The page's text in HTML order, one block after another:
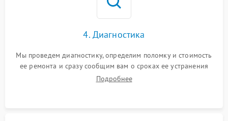
4. Диагностика
Мы проведем диагностику, определим поломку и стоимость
ее ремонта и сразу сообщим вам о сроках ее устранения
Подробнее